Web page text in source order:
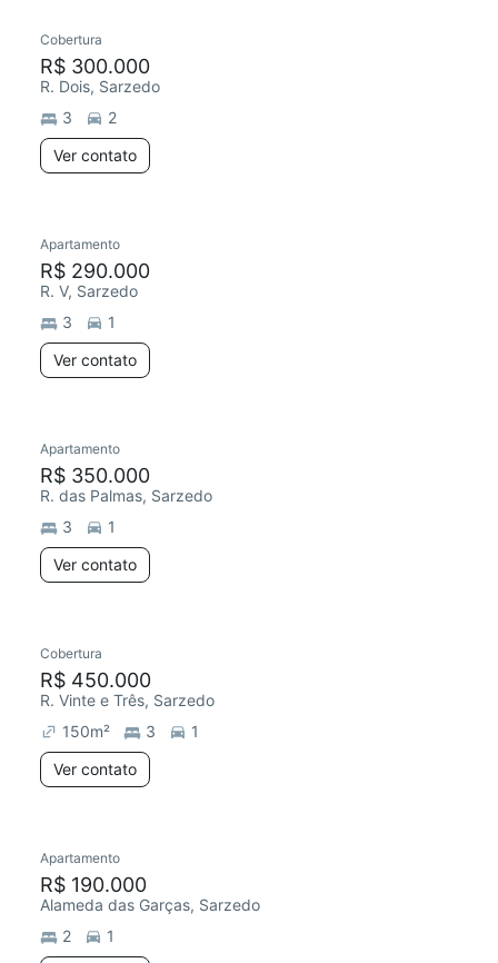
Cobertura
R$ 300.000
R. Dois, Sarzedo
3
2
Ver contato
Apartamento
R$ 290.000
R. V, Sarzedo
3
1
Ver contato
Apartamento
R$ 350.000
R. das Palmas, Sarzedo
3
1
Ver contato
Cobertura
R$ 450.000
R. Vinte e Três, Sarzedo
150m² 3
1
Ver contato
Apartamento
R$ 190.000
Alameda das Garças, Sarzedo
2
1